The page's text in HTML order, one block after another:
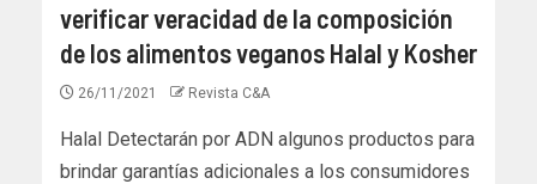
verificar veracidad de la composición
de los alimentos veganos Halal y Kosher
26/11/2021 Revista C&A
Halal Detectarán por ADN algunos productos para
brindar garantías adicionales a los consumidores